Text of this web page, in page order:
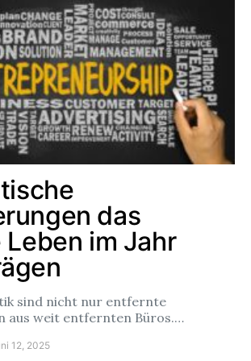
das
im Jahr
sind nicht nur entfernte
aus weit entfernten Büros.…
12, 2025